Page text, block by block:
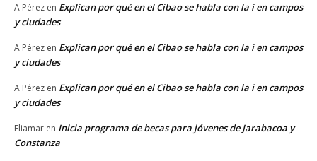
A Pérez en Explican por qué en el Cibao se habla con la i en campos
y ciudades
A Pérez en Explican por qué en el Cibao se habla con la i en campos
y ciudades
A Pérez en Explican por qué en el Cibao se habla con la i en campos
y ciudades
Eliamar en Inicia programa de becas para jóvenes de Jarabacoa y
Constanza